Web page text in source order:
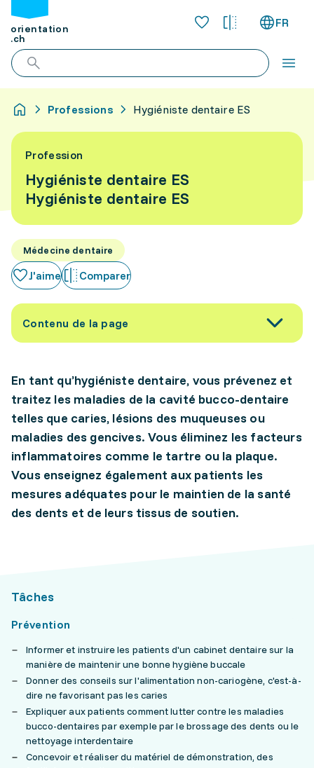
orientation
.ch
FR
Professions Hygiéniste dentaire ES
Profession
Hygiéniste dentaire ES
Hygiéniste dentaire ES
Médecine dentaire
J'aime Comparer
Contenu de la page
En tant qu’hygiéniste dentaire, vous prévenez et
traitez les maladies de la cavité bucco-dentaire
telles que caries, lésions des muqueuses ou
maladies des gencives. Vous éliminez les facteurs
inflammatoires comme le tartre ou la plaque.
Vous enseignez également aux patients les
mesures adéquates pour le maintien de la santé
des dents et de leurs tissus de soutien.
Tâches
Prévention
Informer et instruire les patients d'un cabinet dentaire sur la
manière de maintenir une bonne hygiène buccale
Donner des conseils sur l'alimentation non-cariogène, c'est-à-
dire ne favorisant pas les caries
Expliquer aux patients comment lutter contre les maladies
bucco-dentaires par exemple par le brossage des dents ou le
nettoyage interdentaire
Concevoir et réaliser du matériel de démonstration, des